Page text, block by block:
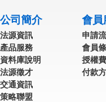
公司簡介
法源資訊
產品服務
資料庫說明
法源徵才
交通資訊
策略聯盟
會員
申請
會員
授權
付款